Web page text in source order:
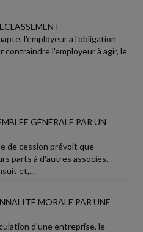
l'employeur a l'obligation
contraindre l'employeur à agir, le
GÉNÉRALE PAR UN
de cession prévoit que
parts à d'autres associés.
et,...
MORALE PAR UNE
d'une entreprise, le